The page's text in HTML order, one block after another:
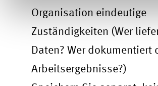
Organisation eindeutige
Zuständigkeiten (Wer
Daten? Wer dokumentiert
Arbeitsergebnisse?)